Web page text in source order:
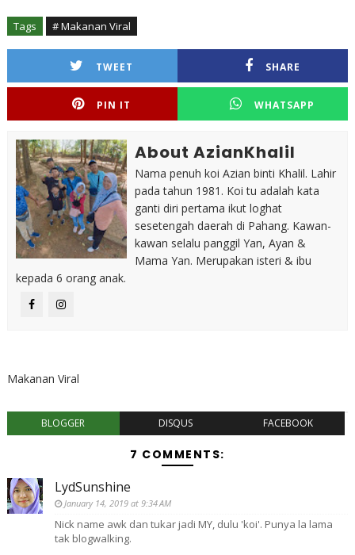
Tags # Makanan Viral
TWEET SHARE
PIN IT WHATSAPP
About AzianKhalil
Nama penuh koi Azian binti Khalil. Lahir
pada tahun 1981. Koi tu adalah kata
ganti diri pertama ikut loghat
sesetengah daerah di Pahang. Kawan-
kawan selalu panggil Yan, Ayan &
Mama Yan. Merupakan isteri & ibu
kepada 6 orang anak.
Makanan Viral
BLOGGER DISQUS FACEBOOK
7 COMMENTS:
LydSunshine
January 14, 2019 at 9:34 AM
Nick name awk dan tukar jadi MY, dulu 'koi'. Punya la lama
tak blogwalking.